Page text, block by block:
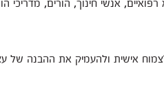
לצמוח אישית ולהעמיק את ההבנה של